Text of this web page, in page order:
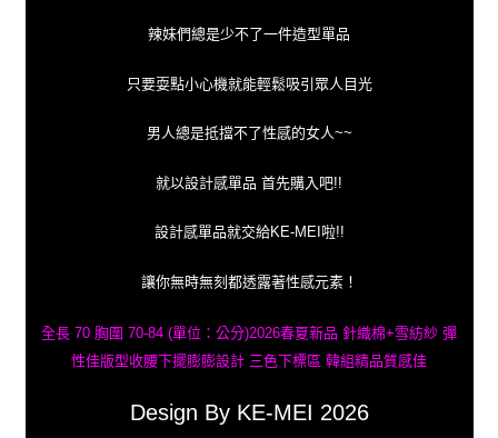
辣妹們總是少不了一件造型單品
只要耍點小心機就能輕鬆吸引眾人目光
男人總是抵擋不了性感的女人~~
就以設計感單品 首先購入吧!!
設計感單品就交給KE-MEI啦!!
讓你無時無刻都透露著性感元素！
全長 70 胸圍 70-84 (單位：公分)2026春夏新品 針織棉+雪紡紗 彈
性佳版型收腰下擺膨膨設計 三色下標區 韓組精品質感佳
Design By KE-MEI 2026